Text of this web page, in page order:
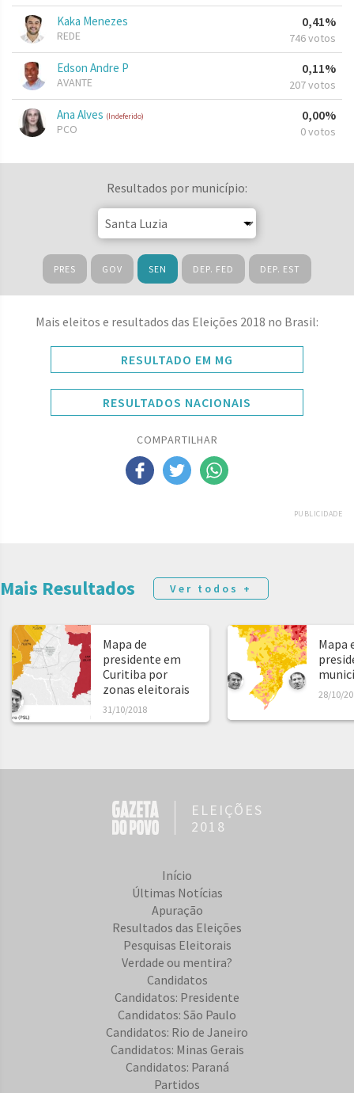
Kaka Menezes
REDE
0,41%
746 votos
Edson Andre P
AVANTE
0,11%
207 votos
Ana Alves (Indeferido)
PCO
0,00%
0 votos
Resultados por município:
PRES GOV SEN DEP. FED DEP. EST
Mais eleitos e resultados das Eleições 2018 no Brasil:
RESULTADO EM MG
RESULTADOS NACIONAIS
COMPARTILHAR
PUBLICIDADE
Mais Resultados Ver todos +
Mapa de
presidente em
Curitiba por
zonas eleitorais
31/10/2018
Mapa
28/10/
ELEIÇÕES
2018
Início
Últimas Notícias
Apuração
Resultados das Eleições
Pesquisas Eleitorais
Verdade ou mentira?
Candidatos
Candidatos: Presidente
Candidatos: São Paulo
Candidatos: Rio de Janeiro
Candidatos: Minas Gerais
Candidatos: Paraná
Partidos